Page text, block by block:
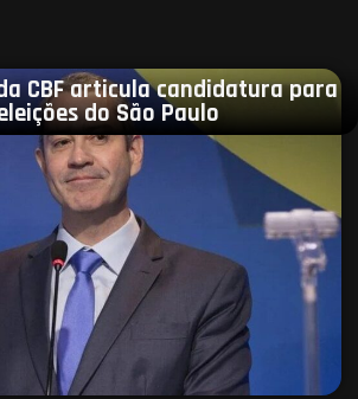
CBF articula candidatura para
do São Paulo